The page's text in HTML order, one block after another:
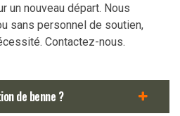
un nouveau départ. Nous
sans personnel de soutien,
Contactez-nous.
de benne ?